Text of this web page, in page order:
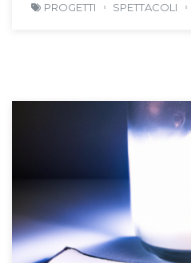
PROGETTI SPETTACOLI